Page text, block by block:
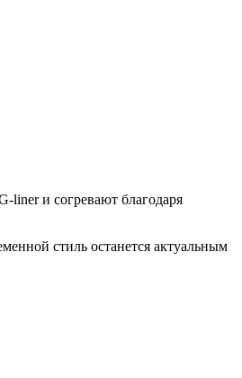
liner и согревают благодаря
стиль останется актуальным